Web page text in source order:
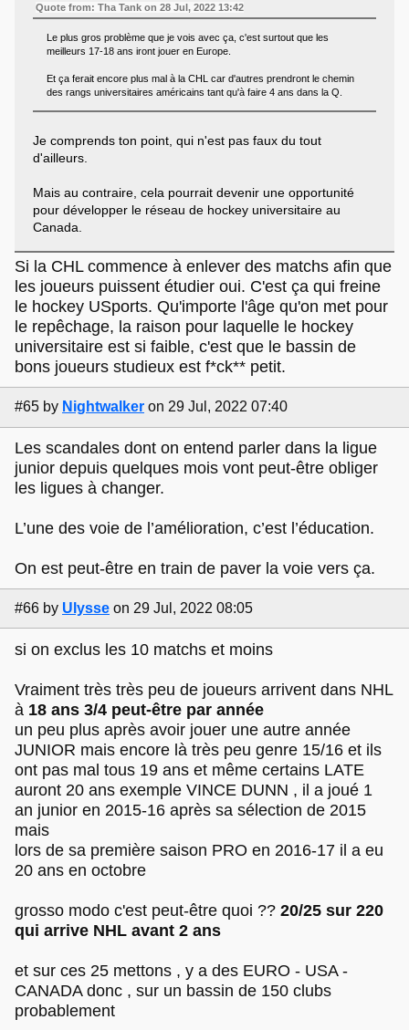
Quote from: Tha Tank on 28 Jul, 2022 13:42
Le plus gros problème que je vois avec ça, c'est surtout que les
meilleurs 17-18 ans iront jouer en Europe.
Et ça ferait encore plus mal à la CHL car d'autres prendront le chemin
des rangs universitaires américains tant qu'à faire 4 ans dans la Q.
Je comprends ton point, qui n'est pas faux du tout
d'ailleurs.
Mais au contraire, cela pourrait devenir une opportunité
pour développer le réseau de hockey universitaire au
Canada.
Si la CHL commence à enlever des matchs afin que
les joueurs puissent étudier oui. C'est ça qui freine
le hockey USports. Qu'importe l'âge qu'on met pour
le repêchage, la raison pour laquelle le hockey
universitaire est si faible, c'est que le bassin de
bons joueurs studieux est f*ck** petit.
#65 by Nightwalker on 29 Jul, 2022 07:40
Les scandales dont on entend parler dans la ligue
junior depuis quelques mois vont peut-être obliger
les ligues à changer.
L’une des voie de l’amélioration, c’est l’éducation.
On est peut-être en train de paver la voie vers ça.
#66 by Ulysse on 29 Jul, 2022 08:05
si on exclus les 10 matchs et moins
Vraiment très très peu de joueurs arrivent dans NHL
à 18 ans 3/4 peut-être par année
un peu plus après avoir jouer une autre année
JUNIOR mais encore là très peu genre 15/16 et ils
ont pas mal tous 19 ans et même certains LATE
auront 20 ans exemple VINCE DUNN , il a joué 1
an junior en 2015-16 après sa sélection de 2015
mais
lors de sa première saison PRO en 2016-17 il a eu
20 ans en octobre
grosso modo c'est peut-être quoi ?? 20/25 sur 220
qui arrive NHL avant 2 ans
et sur ces 25 mettons , y a des EURO - USA -
CANADA donc , sur un bassin de 150 clubs
probablement